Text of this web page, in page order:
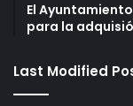
El
para la
Last Modified